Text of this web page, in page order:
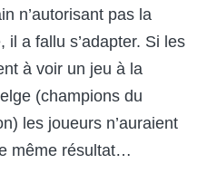
n’autorisant pas la
il a fallu s’adapter. Si les
à voir un jeu à la
(champions du
les joueurs n’auraient
même résultat…